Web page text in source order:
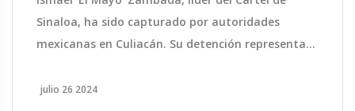
Sinaloa, ha sido capturado por autoridades
mexicanas en Culiacán. Su detención representa
organizaciones criminales más poderosas de
julio 26 2024